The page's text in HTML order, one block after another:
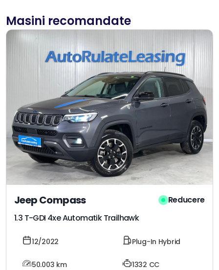
Masini recomandate
Jeep Compass
1.3 T-GDI 4xe Automatik Trailhawk
Reducere
12/2022 Plug-In Hybrid
50.003 km 1332 CC